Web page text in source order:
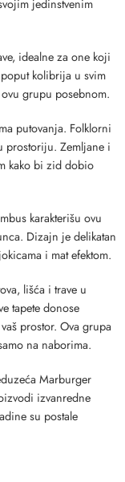
jedinstvenim
idealne za one koji
kolibrija u svim
grupu posebnom.
putovanja. Folklorni
prostoriju. Zemljane i
kako bi zid dobio
karakterišu ovu
Dizajn je delikatan
i mat efektom.
lišća i trave u
tapete donose
prostor. Ova grupa
na naborima.
Marburger
izvanredne
su postale